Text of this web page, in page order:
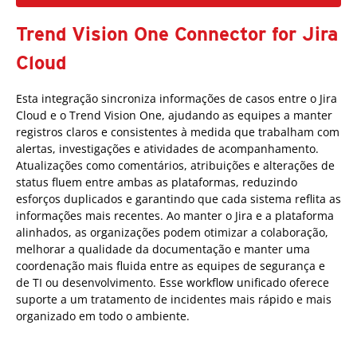
Trend Vision One Connector for Jira
Cloud
Esta integração sincroniza informações de casos entre o Jira
Cloud e o Trend Vision One, ajudando as equipes a manter
registros claros e consistentes à medida que trabalham com
alertas, investigações e atividades de acompanhamento.
Atualizações como comentários, atribuições e alterações de
status fluem entre ambas as plataformas, reduzindo
esforços duplicados e garantindo que cada sistema reflita as
informações mais recentes. Ao manter o Jira e a plataforma
alinhados, as organizações podem otimizar a colaboração,
melhorar a qualidade da documentação e manter uma
coordenação mais fluida entre as equipes de segurança e
de TI ou desenvolvimento. Esse workflow unificado oferece
suporte a um tratamento de incidentes mais rápido e mais
organizado em todo o ambiente.